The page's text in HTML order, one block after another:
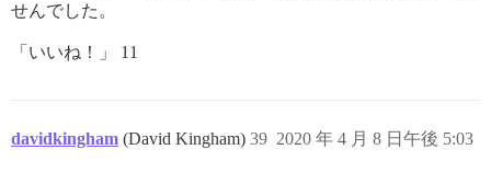
せんでした。
「いいね！」 11
davidkingham (David Kingham) 2020 年 4 月 8 日午後 5:03
39